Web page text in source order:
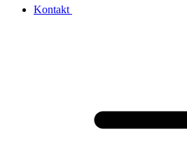
Kontakt